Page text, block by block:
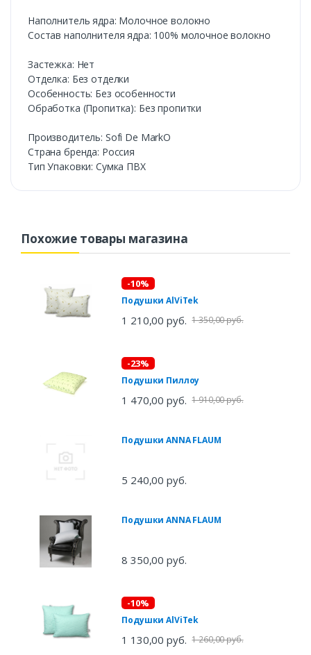
Наполнитель ядра: Молочное волокно
Состав наполнителя ядра: 100% молочное волокно
Застежка: Нет
Отделка: Без отделки
Особенность: Без особенности
Обработка (Пропитка): Без пропитки
Производитель: Sofi De MarkO
Страна бренда: Россия
Тип Упаковки: Сумка ПВХ
Похожие товары магазина
-10%
Подушки AlViTek
1 210,00 руб. 1 350,00 руб.
-23%
Подушки Пиллоу
1 470,00 руб. 1 910,00 руб.
Подушки ANNA FLAUM
5 240,00 руб.
Подушки ANNA FLAUM
8 350,00 руб.
-10%
Подушки AlViTek
1 130,00 руб. 1 260,00 руб.